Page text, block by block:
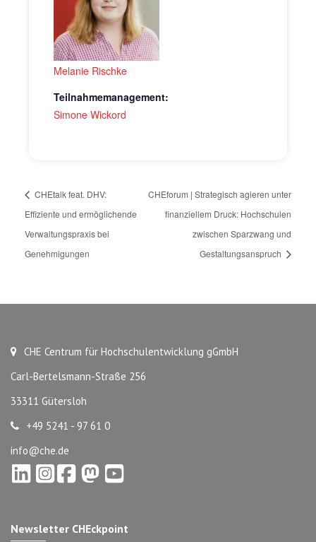
Melanie Rischke
Teilnahmemanagement:
Simone Wickord
CHEtalk feat. DHV:
Effiziente und ermöglichende
Verwaltungspraxis bei
Genehmigungen
CHEforum | Strategisch agieren unter
finanziellem Druck: Hochschulen
zwischen Sparzwang und
Gestaltungsanspruch
CHE Centrum für Hochschulentwicklung gGmbH
Carl-Bertelsmann-Straße 256
33311 Gütersloh
+49 5241 - 97 61 0
info@che.de
Newsletter CHEckpoint